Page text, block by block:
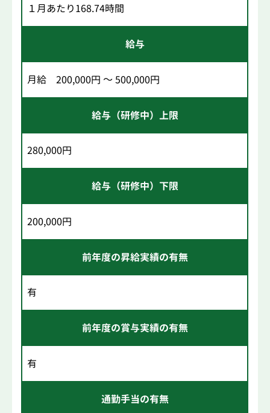
１月あたり168.74時間
給与
月給 200,000円 ～ 500,000円
給与（研修中）上限
280,000円
給与（研修中）下限
200,000円
前年度の昇給実績の有無
有
前年度の賞与実績の有無
有
通勤手当の有無